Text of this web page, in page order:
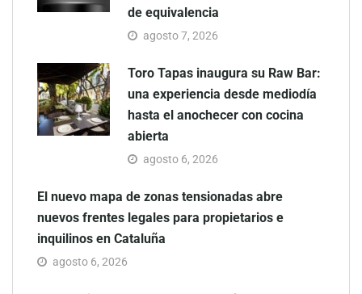
de equivalencia
agosto 7, 2026
Toro Tapas inaugura su Raw Bar:
una experiencia desde mediodía
hasta el anochecer con cocina
abierta
agosto 6, 2026
El nuevo mapa de zonas tensionadas abre
nuevos frentes legales para propietarios e
inquilinos en Cataluña
agosto 6, 2026